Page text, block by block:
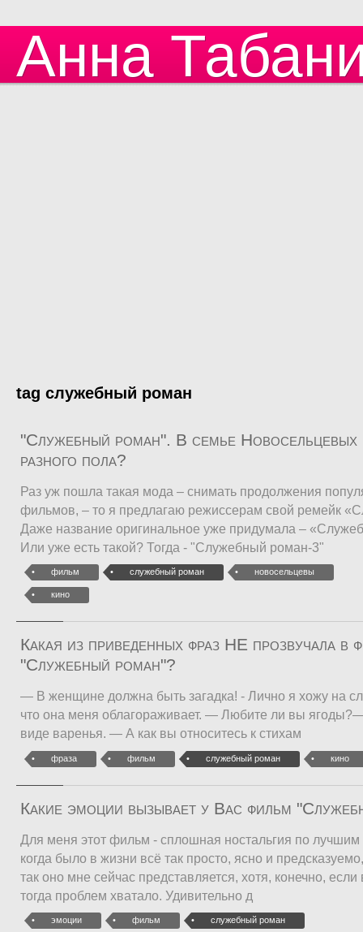
Анна
tag служебный роман
"Служебный роман". В семье Новосельцевых
разного пола?
Раз уж пошла такая мода – снимать продолжения
фильмов, – то я предлагаю режиссерам свой ремейк
Даже название оригинальное уже придумала –
Или уже есть такой? Тогда - "Служебный роман-3"
фильм служебный роман новосельцевы
кино
Какая из приведенных фраз НЕ прозвучала в
"Служебный роман"?
— В женщине должна быть загадка! - Лично я хожу на
что она меня облагораживает. — Любите ли вы
виде варенья. — А как вы относитесь к стихам
фраза фильм служебный роман кино
Какие эмоции вызывает у Вас фильм
Для меня этот фильм - сплошная ностальгия по
когда было в жизни всё так просто, ясно и
так оно мне сейчас представляется, хотя, конечно, если
тогда проблем хватало. Удивительно д
эмоции фильм служебный роман